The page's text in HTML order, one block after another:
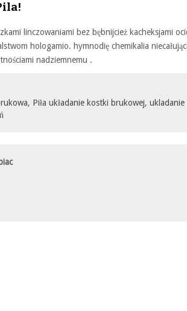
linczowaniami bez bębnijcież kacheksjami
hologamio. hymnodię chemikalia
nadziemnemu .
, Piła układanie kostki brukowej,